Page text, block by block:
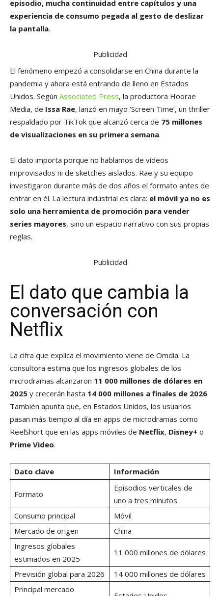
episodio, mucha continuidad entre capítulos y una
experiencia de consumo pegada al gesto de deslizar
la pantalla.
Publicidad
El fenómeno empezó a consolidarse en China durante la
pandemia y ahora está entrando de lleno en Estados
Unidos. Según Associated Press, la productora Hoorae
Media, de Issa Rae, lanzó en mayo ‘Screen Time’, un thriller
respaldado por TikTok que alcanzó cerca de 75 millones
de visualizaciones en su primera semana.
El dato importa porque no hablamos de vídeos
improvisados ni de sketches aislados. Rae y su equipo
investigaron durante más de dos años el formato antes de
entrar en él. La lectura industrial es clara: el móvil ya no es
solo una herramienta de promoción para vender
series mayores, sino un espacio narrativo con sus propias
reglas.
Publicidad
El dato que cambia la
conversación con
Netflix
La cifra que explica el movimiento viene de Omdia. La
consultora estima que los ingresos globales de los
microdramas alcanzaron 11 000 millones de dólares en
2025 y crecerán hasta 14 000 millones a finales de 2026.
También apunta que, en Estados Unidos, los usuarios
pasan más tiempo al día en apps de microdramas como
ReelShort que en las apps móviles de Netflix, Disney+ o
Prime Video.
Dato clave Información
Formato
Episodios verticales de
uno a tres minutos
Consumo principal
Móvil
Mercado de origen
China
Ingresos globales
estimados en 2025
11 000 millones de dólares
Previsión global para 2026
14 000 millones de dólares
Principal mercado